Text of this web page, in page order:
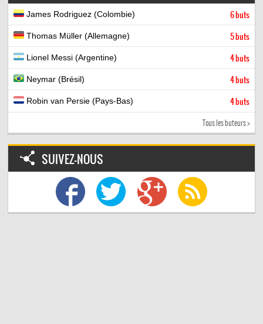
James Rodriguez (Colombie) 6 buts
Thomas Müller (Allemagne) 5 buts
Lionel Messi (Argentine) 4 buts
Neymar (Brésil) 4 buts
Robin van Persie (Pays-Bas) 4 buts
Tous les buteurs >
SUIVEZ-NOUS